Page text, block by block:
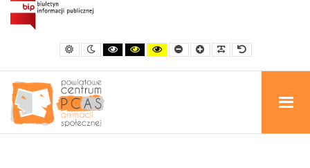
Gościnna
wizyta.
Centrum
Animacji
Społecznej
Domyślny
kontrast
Kontrast
nocny
Kontrast
czerni
bieli
Kontrast
czarno-
Kontrast
żółty
czarny
Mniejsza
czcionka
Większa
czcionka
Czytelna
czcionka
Domyślna
czcionka